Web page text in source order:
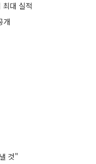
대 실적
개
것"